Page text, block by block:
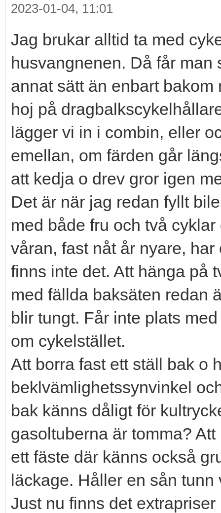
2023-01-04, 11:01
Jag brukar alltid ta med
husvangnenen. Då får
annat sätt än enbart
hoj på
lägger vi in i combin, eller
emellan, om färden går
att kedja o drev gror igen
Det är när jag redan fyllt
med både fru och två
våran, fast nåt år nyare,
finns inte det. Att hänga på
med fällda baksäten redan
blir tungt. Får inte plats
om cykelstället.
Att borra fast ett ställ bak o
beklvämlighetssynvinkel
bak känns dåligt för
gasoltuberna är tomma?
ett fäste där känns också
läckage. Håller en sån tunn
Just nu finns det